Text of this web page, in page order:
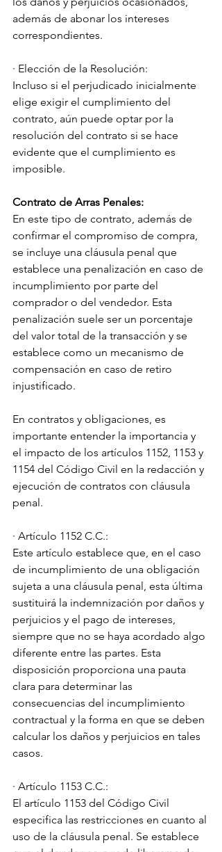
además de abonar los intereses
correspondientes.
· Elección de la Resolución:
Incluso si el perjudicado inicialmente
elige exigir el cumplimiento del
contrato, aún puede optar por la
resolución del contrato si se hace
evidente que el cumplimiento es
imposible.
Contrato de Arras Penales:
En este tipo de contrato, además de
confirmar el compromiso de compra,
se incluye una cláusula penal que
establece una penalización en caso de
incumplimiento por parte del
comprador o del vendedor. Esta
penalización suele ser un porcentaje
del valor total de la transacción y se
establece como un mecanismo de
compensación en caso de retiro
injustificado.
En contratos y obligaciones, es
importante entender la importancia y
el impacto de los artículos 1152, 1153 y
1154 del Código Civil en la redacción y
ejecución de contratos con cláusula
penal.
· Artículo 1152 C.C.:
Este artículo establece que, en el caso
de incumplimiento de una obligación
sujeta a una cláusula penal, esta última
sustituirá la indemnización por daños y
perjuicios y el pago de intereses,
siempre que no se haya acordado algo
diferente entre las partes. Esta
disposición proporciona una pauta
clara para determinar las
consecuencias del incumplimiento
contractual y la forma en que se deben
calcular los daños y perjuicios en tales
casos.
· Artículo 1153 C.C.:
El artículo 1153 del Código Civil
especifica las restricciones en cuanto al
uso de la cláusula penal. Se establece